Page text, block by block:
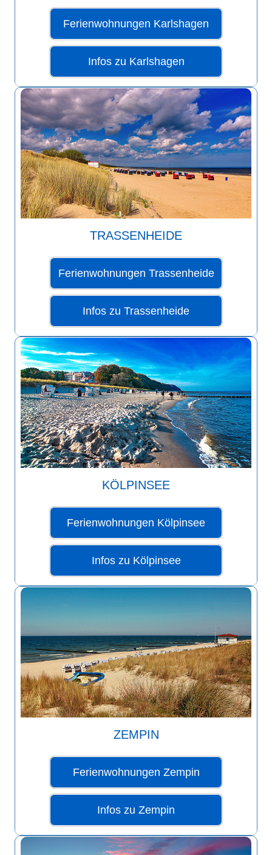
Ferienwohnungen Karlshagen
Infos zu Karlshagen
TRASSENHEIDE
Ferienwohnungen Trassenheide
Infos zu Trassenheide
KÖLPINSEE
Ferienwohnungen Kölpinsee
Infos zu Kölpinsee
ZEMPIN
Ferienwohnungen Zempin
Infos zu Zempin